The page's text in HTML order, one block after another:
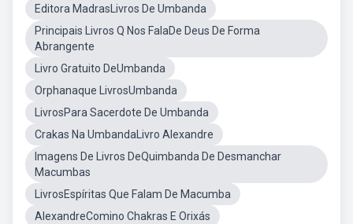
Editora MadrasLivros De Umbanda
Principais Livros Q Nos FalaDe Deus De Forma
Abrangente
Livro Gratuito DeUmbanda
Orphanaque LivrosUmbanda
LivrosPara Sacerdote De Umbanda
Crakas Na UmbandaLivro Alexandre
Imagens De Livros DeQuimbanda De Desmanchar
Macumbas
LivrosEspíritas Que Falam De Macumba
AlexandreComino Chakras E Orixás